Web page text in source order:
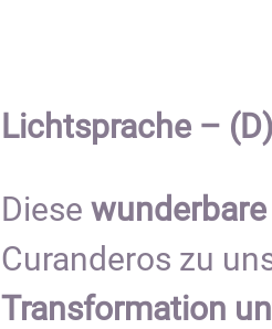
Lichtsprache –
Diese
Curanderos zu
Transformation